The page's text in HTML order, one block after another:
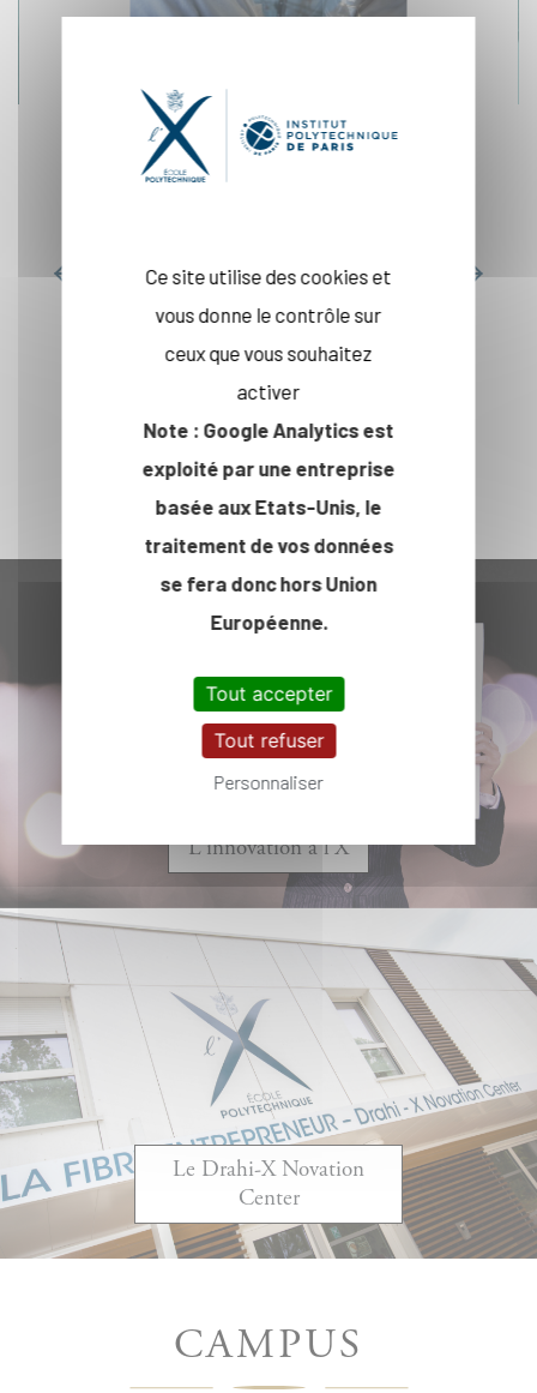
Recherche
partenariale
En savoir plus
INNOVATION
L'innovation à l'X
Le Drahi-X Novation
Center
CAMPUS
Ce site utilise des cookies et
vous donne le contrôle sur
ceux que vous souhaitez
activer
Note : Google Analytics est
exploité par une entreprise
basée aux Etats-Unis, le
traitement de vos données
se fera donc hors Union
Européenne.
Tout accepter
Tout refuser
Personnaliser